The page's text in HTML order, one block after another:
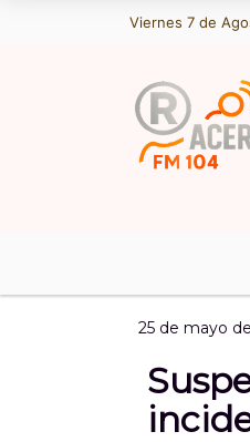
Viernes 7 de
25 de mayo